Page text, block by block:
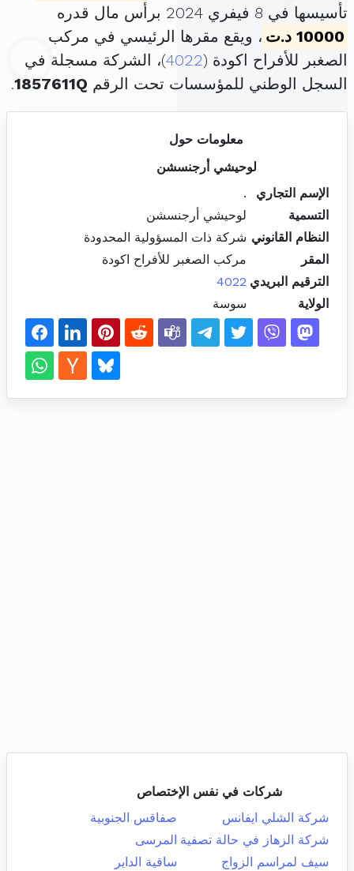
تأسيسها في 8 فيفري 2024 برأس مال قدره
10000 د.ت
، ويقع مقرها الرئيسي في مركب
الصغبر للأفراح اكودة (4022)، الشركة مسجلة في
السجل الوطني للمؤسسات تحت الرقم 1857611Q
.
معلومات حول
لوحيشي أرجنسشن
الإسم التجاري
.
التسمية
لوحيشي أرجنسشن
النظام القانوني شركة ذات المسؤولية المحدودة
المقر
مركب الصغبر للأفراح اكودة
الترقيم البريدي 4022
الولاية
سوسة
شركات في نفس الإختصاص
شركة الشلي ايفانس
صفاقس الجنوبية
شركة الزهاز في حالة تصفية المرسى
سيف لمراسم الزواج
ساقية الداير